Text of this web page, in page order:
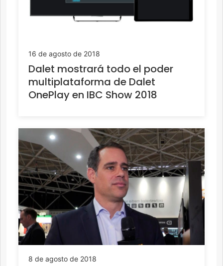
16 de agosto de 2018
Dalet mostrará todo el poder
multiplataforma de Dalet
OnePlay en IBC Show 2018
8 de agosto de 2018